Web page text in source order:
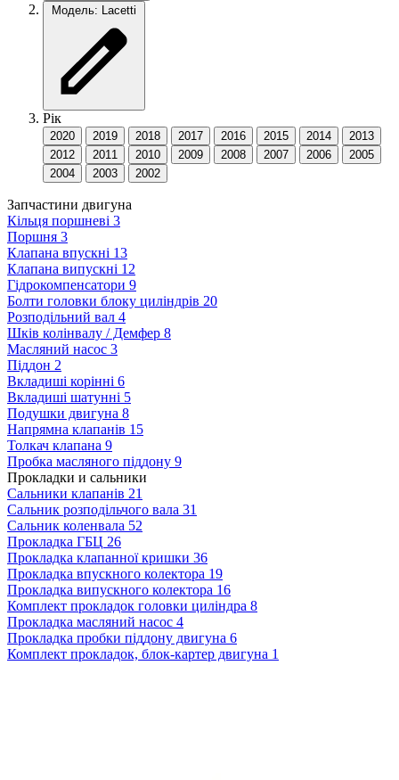
Модель: Lacetti
Рік
2020 2019 2018 2017 2016 2015 2014
2013
2012
2011 2010 2009 2008 2007 2006
2005
2004
2003 2002
Запчастини двигуна
Кільця поршневі 3
Поршня 3
Клапана впускні 13
Клапана випускні 12
Гідрокомпенсатори 9
Болти головки блоку циліндрів 20
Розподільний вал 4
Шків колінвалу / Демфер 8
Масляний насос 3
Піддон 2
Вкладиші корінні 6
Вкладиші шатунні 5
Подушки двигуна 8
Напрямна клапанів 15
Толкач клапана 9
Пробка масляного піддону 9
Прокладки и сальники
Сальники клапанів 21
Сальник розподільчого вала 31
Сальник коленвала 52
Прокладка ГБЦ 26
Прокладка клапанної кришки 36
Прокладка впускного колектора 19
Прокладка випускного колектора 16
Комплект прокладок головки циліндра 8
Прокладка масляний насос 4
Прокладка пробки піддону двигуна 6
Комплект прокладок, блок-картер двигуна 1